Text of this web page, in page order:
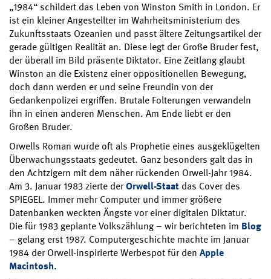
„1984“ schildert das Leben von Winston Smith in London. Er
ist ein kleiner Angestellter im Wahrheitsministerium des
Zukunftsstaats Ozeanien und passt ältere Zeitungsartikel der
gerade gültigen Realität an. Diese legt der Große Bruder fest,
der überall im Bild präsente Diktator. Eine Zeitlang glaubt
Winston an die Existenz einer oppositionellen Bewegung,
doch dann werden er und seine Freundin von der
Gedankenpolizei ergriffen. Brutale Folterungen verwandeln
ihn in einen anderen Menschen. Am Ende liebt er den
Großen Bruder.
Orwells Roman wurde oft als Prophetie eines ausgeklügelten
Überwachungsstaats gedeutet. Ganz besonders galt das in
den Achtzigern mit dem näher rückenden Orwell-Jahr 1984.
Am 3. Januar 1983 zierte derOrwell-Staat das Cover des
SPIEGEL. Immer mehr Computer und immer größere
Datenbanken weckten Ängste vor einer digitalen Diktatur.
Die für 1983 geplante Volkszählung – wir berichteten im Blog
– gelang erst 1987. Computergeschichte machte im Januar
1984 der Orwell-inspirierte Werbespot für den Apple
Macintosh.